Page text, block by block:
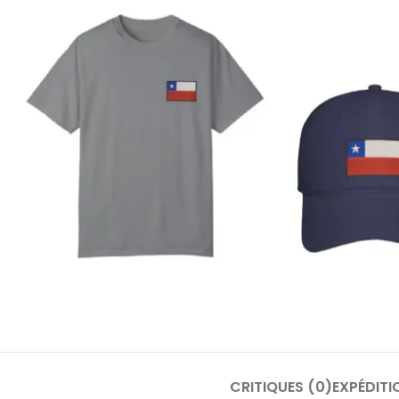
CRITIQUES (0)